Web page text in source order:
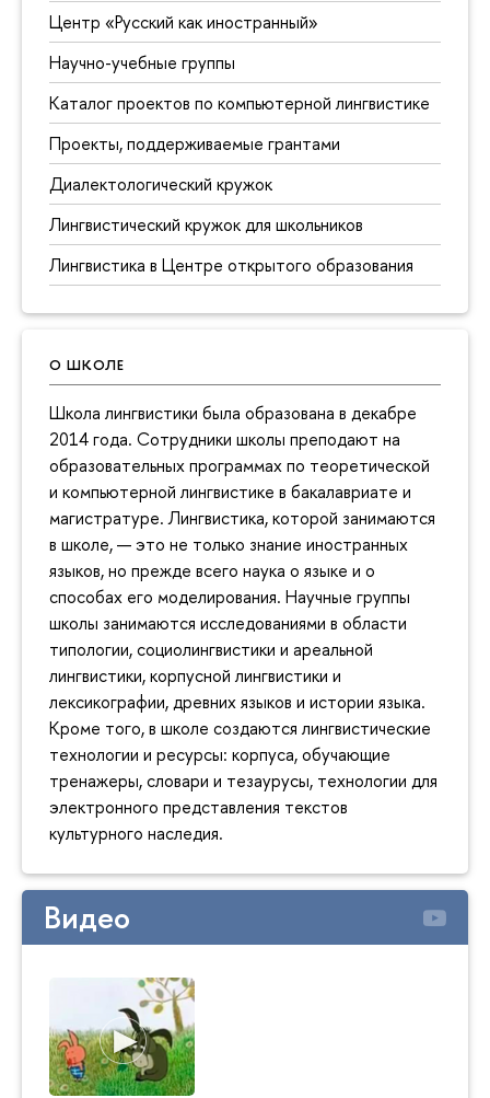
Центр «Русский как иностранный»
Научно-учебные группы
Каталог проектов по компьютерной лингвистике
Проекты, поддерживаемые грантами
Диалектологический кружок
Лингвистический кружок для школьников
Лингвистика в Центре открытого образования
О ШКОЛЕ
Школа лингвистики была образована в декабре
2014 года. Сотрудники школы преподают на
образовательных программах по теоретической
и компьютерной лингвистике в бакалавриате и
магистратуре. Лингвистика, которой занимаются
в школе, — это не только знание иностранных
языков, но прежде всего наука о языке и о
способах его моделирования. Научные группы
школы занимаются исследованиями в области
типологии, социолингвистики и ареальной
лингвистики, корпусной лингвистики и
лексикографии, древних языков и истории языка.
Кроме того, в школе создаются лингвистические
технологии и ресурсы: корпуса, обучающие
тренажеры, словари и тезаурусы, технологии для
электронного представления текстов
культурного наследия.
Видео